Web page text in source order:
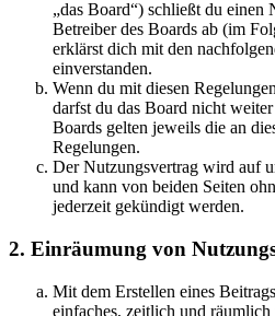
„das Board“) schließt du einen
Betreiber des Boards ab (im
erklärst dich mit den
einverstanden.
Wenn du mit diesen
darfst du das Board nicht
Boards gelten jeweils die an
Regelungen.
Der Nutzungsvertrag wird auf
und kann von beiden Seiten
jederzeit gekündigt werden.
2. Einräumung von
Mit dem Erstellen eines
einfaches, zeitlich und räumlich